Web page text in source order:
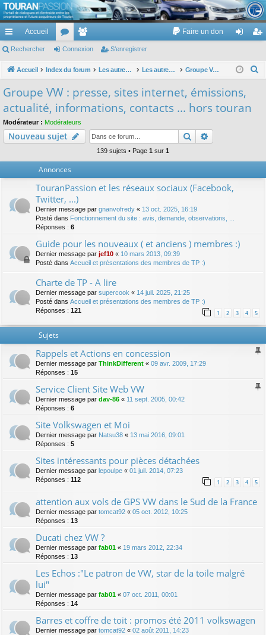
TouranPassion
Le forum des propriétaires ou futurs acquéreurs du Volkswagen Touran
cc
ès
de
Accueil
or
u
e
m
Faire un don
ne nr
Rechercher Connexion S’enregistrer
Accueil Index du forum Les autres voitures et ce qui touche à la voiture Les autres modèles du groupe VW Groupe VW : presse, sites internet, émissions, actualité, informations, contacts ... hors touran
h
Groupe VW : presse, sites internet, émissions,
actualité, informations, contacts ... hors touran
Modérateur : Modérateurs
Nouveau sujet Rechercher
139 sujets • Page 1 sur 1
Annonces
TouranPassion et les réseaux sociaux (Facebook,
Twitter, ...)
Dernier message par gnanvofredy « 13 oct. 2025, 16:19
Posté dans Fonctionnement du site : avis, demande, observations, ...
Réponses : 6
Guide pour les nouveaux ( et anciens ) membres :)
Dernier message par jef10 « 10 mars 2013, 09:39
Posté dans Accueil et présentations des membres de TP :)
Charte de TP - A lire
Dernier message par supercook « 14 juil. 2025, 21:25
Posté dans Accueil et présentations des membres de TP :)
Réponses : 121 1 2 3 4 5
Sujets
Rappels et Actions en concession
Dernier message par ThinkDifferent « 09 avr. 2009, 17:29
Réponses : 15
Service Client Site Web VW
Dernier message par dav-86 « 11 sept. 2005, 00:42
Réponses : 6
Site Volkswagen et Moi
Dernier message par Natsu38 « 13 mai 2016, 09:01
Réponses : 5
Sites intéressants pour pièces détachées
Dernier message par lepoulpe « 01 juil. 2014, 07:23
Réponses : 112 1 2 3 4 5
attention aux vols de GPS VW dans le Sud de la France
Dernier message par tomcat92 « 05 oct. 2012, 10:25
Réponses : 13
Ducati chez VW ?
Dernier message par fab01 « 19 mars 2012, 22:34
Réponses : 13
Les Echos :"Le patron de VW, star de la toile malgré
lui"
Dernier message par fab01 « 07 oct. 2011, 00:01
Réponses : 14
Barres et coffre de toit : promos été 2011 volkswagen
Dernier message par tomcat92 « 02 août 2011, 14:23